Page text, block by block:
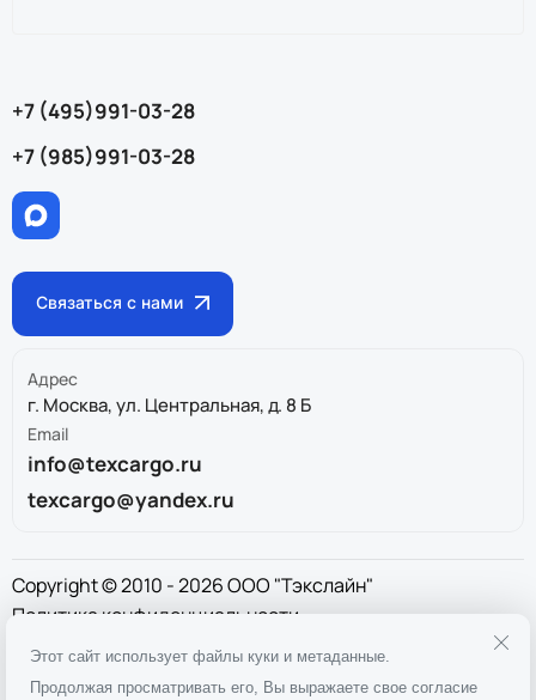
+7 (495)991-03-28
+7 (985)991-03-28
Связаться с нами
Адрес
г. Москва, ул. Центральная, д. 8 Б
Email
info@texcargo.ru
texcargo@yandex.ru
Copyright © 2010 - 2026 ООО "Тэкслайн"
Политика конфиденциальности
ИНН9717043325
ОГРН1167746911397
Этот сайт использует файлы куки и метаданные.
Продолжая просматривать его, Вы выражаете свое согласие